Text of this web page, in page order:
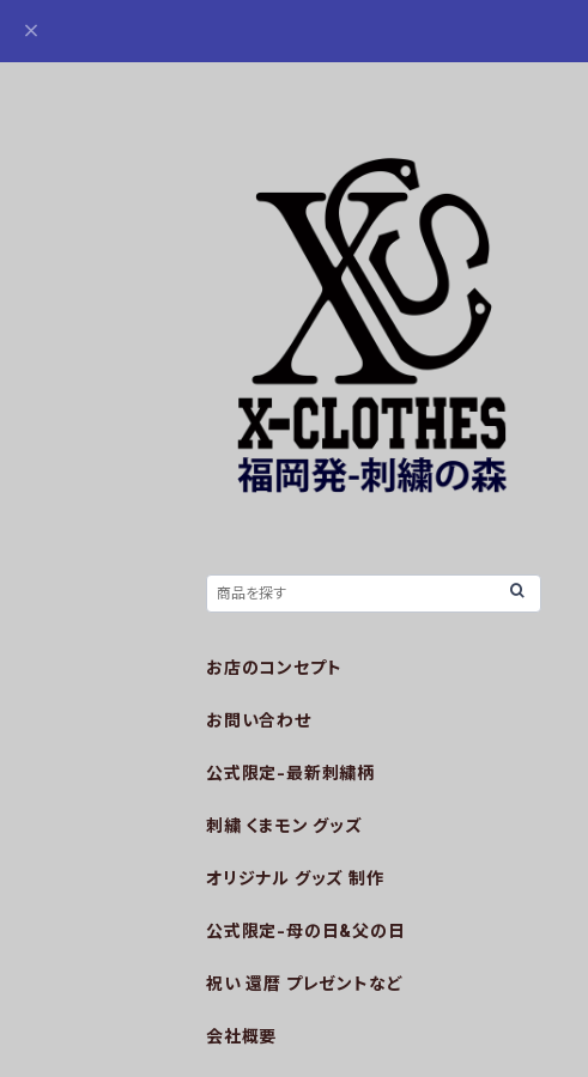
お店のコンセプト
お問い合わせ
公式限定-最新刺繍柄
刺繍 くまモン グッズ
オリジナル グッズ 制作
公式限定-母の日&父の日
祝い 還暦 プレゼントなど
会社概要